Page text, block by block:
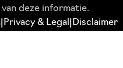
deze informatie.
Privacy & Legal Disclaimer